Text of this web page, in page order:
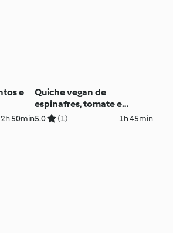
e
2h 50min
Quiche vegan de
espinafres, tomate e
amêndoa
5.0 (1) 1h 45min